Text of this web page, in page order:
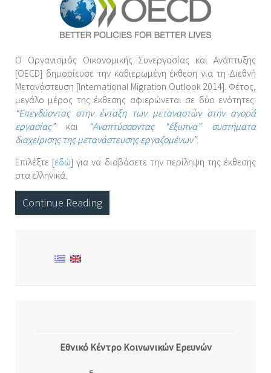
Ο Οργανισμός Οικονομικής Συνεργασίας και Ανάπτυξης
[OECD] δημοσίευσε την καθιερωμένη έκθεση για τη Διεθνή
Μετανάστευση [International Migration Outlook 2014]. Φέτος,
μεγάλο μέρος της έκθεσης αφιερώνεται σε δύο ενότητες:
“Επενδύοντας στην ένταξη των μεταναστών στην αγορά
εργασίας”και
“Αναπτύσσοντας “έξυπνα” συστήματα
διαχείρισης της μετανάστευσης εργαζομένων”.
Επιλέξτε [εδώ] για να διαβάσετε την περίληψη της έκθεσης
στα ελληνικά.
Continue Reading
Εθνικό Κέντρο Κοινωνικών Ερευνών